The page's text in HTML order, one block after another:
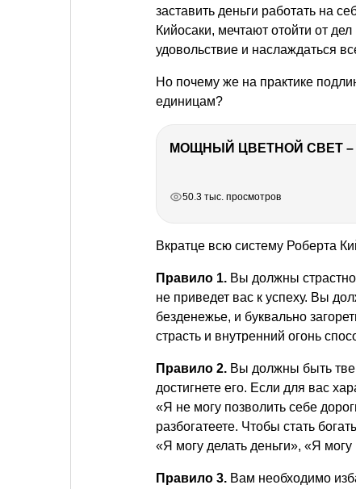
заставить деньги работать на
Кийосаки, мечтают отойти от
удовольствие и наслаждаться
Но почему же на практике
единицам?
МОЩНЫЙ ЦВЕТНОЙ СВЕТ –
50.3 тыс. просмотров
Вкратце всю систему Роберта
Правило 1. Вы должны
не приведет вас к успеху. Вы
безденежье, и буквально
страсть и внутренний огонь
Правило 2. Вы должны быть
достигнете его. Если для вас
«Я не могу позволить себе
разбогатеете. Чтобы стать
«Я могу делать деньги», «Я могу
Правило 3. Вам необходимо